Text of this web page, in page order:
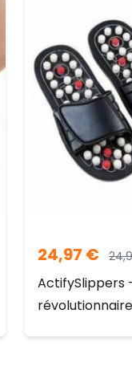
24,97 €
ActifySlippers